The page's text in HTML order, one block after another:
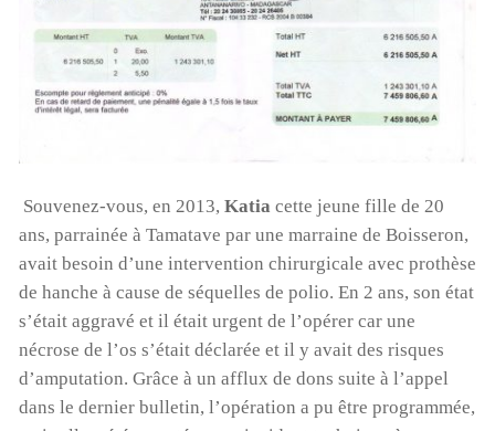
Souvenez-vous, en 2013, Katia cette jeune fille de 20
ans, parrainée à Tamatave par une marraine de Boisseron,
avait besoin d’une intervention chirurgicale avec prothèse
de hanche à cause de séquelles de polio. En 2 ans, son état
s’était aggravé et il était urgent de l’opérer car une
nécrose de l’os s’était déclarée et il y avait des risques
d’amputation. Grâce à un afflux de dons suite à l’appel
dans le dernier bulletin, l’opération a pu être programmée,